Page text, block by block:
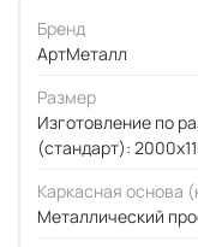
Бренд
АртМеталл
Размер
Изготовление по
(стандарт):
Каркасная основа
Металлический